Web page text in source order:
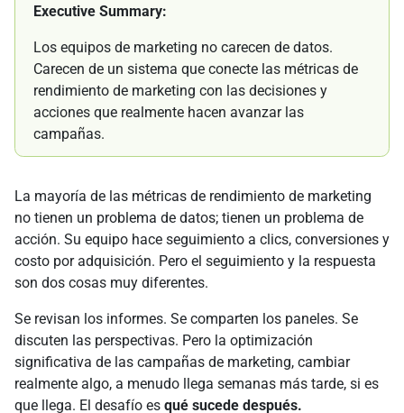
Executive Summary:
Los equipos de marketing no carecen de datos.
Carecen de un sistema que conecte las métricas de
rendimiento de marketing con las decisiones y
acciones que realmente hacen avanzar las
campañas.
La mayoría de las métricas de rendimiento de marketing
no tienen un problema de datos; tienen un problema de
acción. Su equipo hace seguimiento a clics, conversiones y
costo por adquisición. Pero el seguimiento y la respuesta
son dos cosas muy diferentes.
Se revisan los informes. Se comparten los paneles. Se
discuten las perspectivas. Pero la optimización
significativa de las campañas de marketing, cambiar
realmente algo, a menudo llega semanas más tarde, si es
que llega. El desafío es qué sucede después.